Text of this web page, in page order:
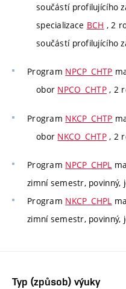
součástí profilujícího
specializace BCH , 2
součástí profilujícího
Program NPCP_CHTP
obor NPCO_CHTP, 2
Program NKCP_CHTP
obor NKCO_CHTP, 2
Program NPCP_CHPL
zimní semestr, povinný,
Program NKCP_CHPL
zimní semestr, povinný,
Typ (způsob) výuky